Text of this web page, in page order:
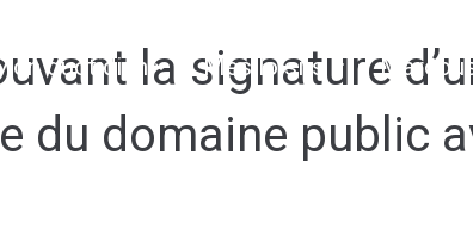
quotidien Mes loisirs
la signature
du domaine public